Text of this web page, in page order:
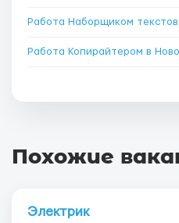
Работа Наборщиком
Работа Копирайтером в
Похожие
Электрик